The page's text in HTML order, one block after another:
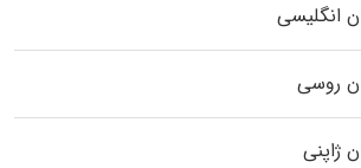
انگلیسی
روسی
ژاپنی